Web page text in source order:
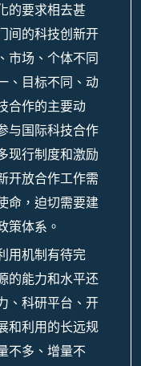
的要求相去甚
间的科技创新开
市场、个体不同
、目标不同、动
合作的主要动
与国际科技合作
现行制度和激励
开放合作工作需
命，迫切需要建
策体系。
用机制有待完
的能力和水平还
、科研平台、开
和利用的长远规
不多、增量不